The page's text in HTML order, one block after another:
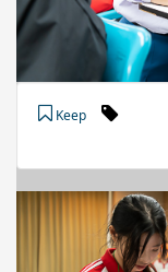
Keep